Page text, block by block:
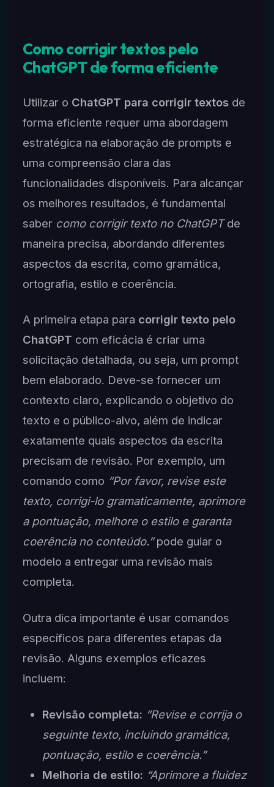
Como corrigir textos pelo
ChatGPT de forma eficiente
Utilizar o ChatGPT para corrigir textosde
forma eficiente requer uma abordagem
estratégica na elaboração de prompts e
uma compreensão clara das
funcionalidades disponíveis. Para alcançar
os melhores resultados, é fundamental
saber como corrigir texto no ChatGPTde
maneira precisa, abordando diferentes
aspectos da escrita, como gramática,
ortografia, estilo e coerência.
A primeira etapa para corrigir texto pelo
ChatGPT com eficácia é criar uma
solicitação detalhada, ou seja, um prompt
bem elaborado. Deve-se fornecer um
contexto claro, explicando o objetivo do
texto e o público-alvo, além de indicar
exatamente quais aspectos da escrita
precisam de revisão. Por exemplo, um
comando como “Por favor, revise este
texto, corrigi-lo gramaticamente, aprimore
a pontuação, melhore o estilo e garanta
coerência no conteúdo.”pode guiar o
modelo a entregar uma revisão mais
completa.
Outra dica importante é usar comandos
específicos para diferentes etapas da
revisão. Alguns exemplos eficazes
incluem:
Revisão completa: “Revise e corrija o
seguinte texto, incluindo gramática,
pontuação, estilo e coerência.”
Melhoria de estilo: “Aprimore a fluidez